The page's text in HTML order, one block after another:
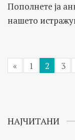
Пополнете ја
нашето
« 1 2 3
НАЈЧИТАНИ